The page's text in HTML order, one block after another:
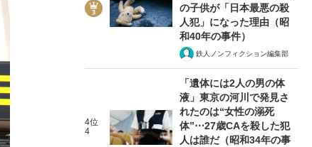
の子供が「日本最悪の殺
人犯」になった理由（昭
和40年の事件）
鉄人ノンフィクション編集部
4位
4
「遺体には2人の男の体
液」東京の河川で発見さ
れたのは“女性の溺死
体”⋯27歳CAを殺した犯
人は誰だ（昭和34年の事